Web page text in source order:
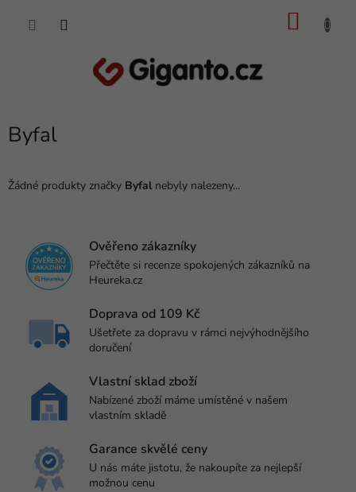
Byfal
Žádné produkty značky Byfalnebyly nalezeny...
Ověřeno zákazníky
Přečtěte si recenze spokojených zákazníků na
Heureka.cz
Doprava od 109 Kč
Ušetřete za dopravu v rámci nejvýhodnějšího
doručení
Vlastní sklad zboží
Nabízené zboží máme umístěné v našem
vlastním skladě
Garance skvělé ceny
U nás máte jistotu, že nakoupíte za nejlepší
možnou cenu